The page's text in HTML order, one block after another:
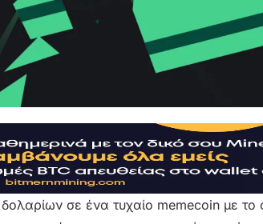
σε ένα τυχαίο memecoin με